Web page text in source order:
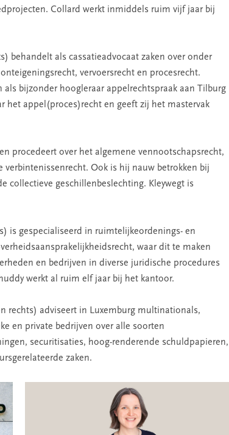
Collard werkt inmiddels ruim vijf jaar bij
behandelt als cassatieadvocaat zaken over onder
vervoersrecht en procesrecht.
bijzonder hoogleraar appelrechtspraak aan Tilburg
het appel(proces)recht en geeft zij het mastervak
procedeert over het algemene vennootschapsrecht,
Ook is hij nauw betrokken bij
collectieve geschillenbeslechting. Kleywegt is
is gespecialiseerd in ruimtelijkeordenings- en
waar dit te maken
en bedrijven in diverse juridische procedures
werkt al ruim elf jaar bij het kantoor.
rechts) adviseert in Luxemburg multinationals,
en private bedrijven over alle soorten
securitisaties, hoog-renderende schuldpapieren,
zaken.